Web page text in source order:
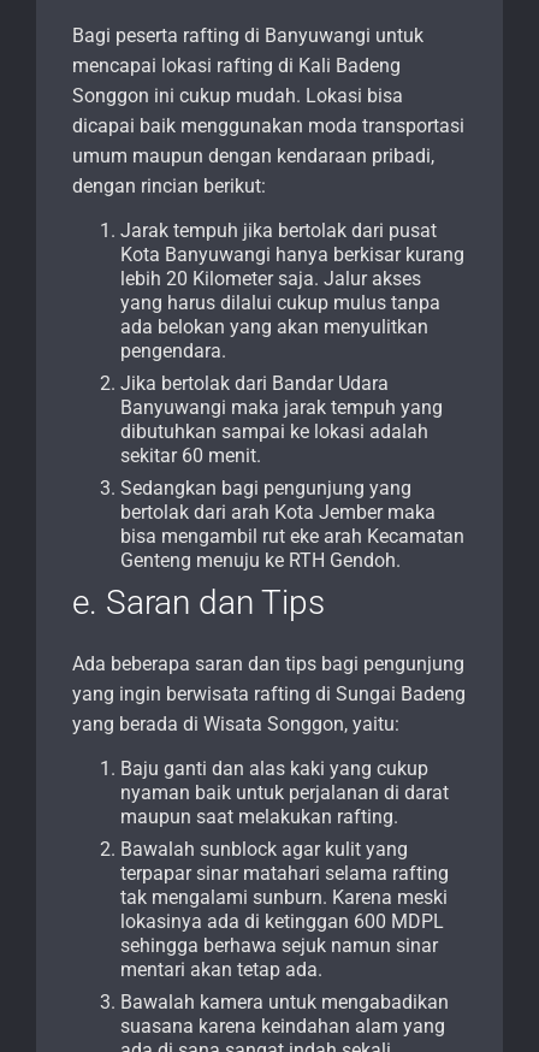
Bagi peserta rafting di Banyuwangi untuk
mencapai lokasi rafting di Kali Badeng
Songgon ini cukup mudah. Lokasi bisa
dicapai baik menggunakan moda transportasi
umum maupun dengan kendaraan pribadi,
dengan rincian berikut:
Jarak tempuh jika bertolak dari pusat
Kota Banyuwangi hanya berkisar kurang
lebih 20 Kilometer saja. Jalur akses
yang harus dilalui cukup mulus tanpa
ada belokan yang akan menyulitkan
pengendara.
Jika bertolak dari Bandar Udara
Banyuwangi maka jarak tempuh yang
dibutuhkan sampai ke lokasi adalah
sekitar 60 menit.
Sedangkan bagi pengunjung yang
bertolak dari arah Kota Jember maka
bisa mengambil rut eke arah Kecamatan
Genteng menuju ke RTH Gendoh.
e. Saran dan Tips
Ada beberapa saran dan tips bagi pengunjung
yang ingin berwisata rafting di Sungai Badeng
yang berada di Wisata Songgon, yaitu:
Baju ganti dan alas kaki yang cukup
nyaman baik untuk perjalanan di darat
maupun saat melakukan rafting.
Bawalah sunblock agar kulit yang
terpapar sinar matahari selama rafting
tak mengalami sunburn. Karena meski
lokasinya ada di ketinggan 600 MDPL
sehingga berhawa sejuk namun sinar
mentari akan tetap ada.
Bawalah kamera untuk mengabadikan
suasana karena keindahan alam yang